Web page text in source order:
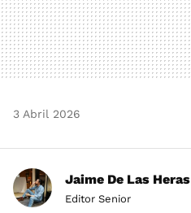
3 Abril 2026
Jaime De Las Heras
Editor Senior